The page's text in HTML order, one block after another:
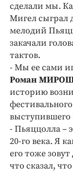
Издания
Клиника
Бренд
сделали мы.
Мигел сыграл
мелодий
закачали
тактов.
- Мы ее сами
Роман
историю
выступившего
- Пьяццолла –
20-го века. Я
его тоже
что сказал,